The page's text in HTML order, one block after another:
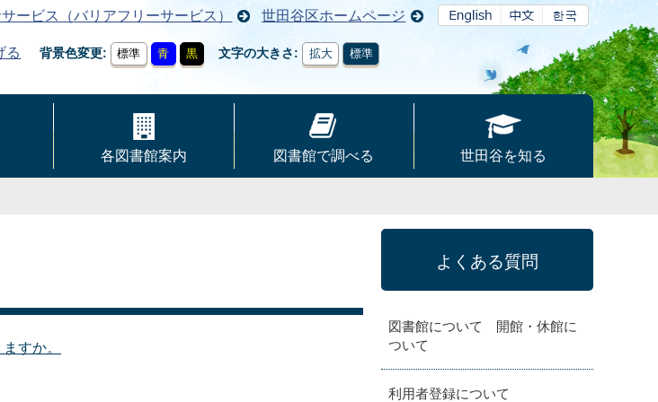
ービス（バリアフリーサービス） 世田谷区ホームページ
る 背景色変更 標準 青 黒 文字の大きさ 拡大 標準
各図書館案内 図書館で調べる 世田谷を知る
すか。
よくある質問
図書館について 開館・休館に
ついて
利用者登録について